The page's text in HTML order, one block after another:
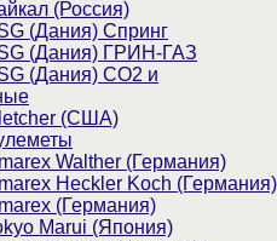
(Россия)
(Дания) Спринг
(Дания) ГРИН-ГАЗ
(Дания) CO2 и
(США)
Walther (Германия)
Heckler Koch (Германия)
(Германия)
Marui (Япония)